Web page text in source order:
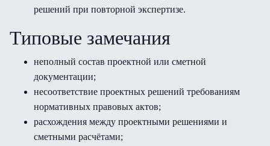
решений при повторной экспертизе.
Типовые замечания
неполный состав проектной или сметной
документации;
несоответствие проектных решений требованиям
нормативных правовых актов;
расхождения между проектными решениями и
сметными расчётами;